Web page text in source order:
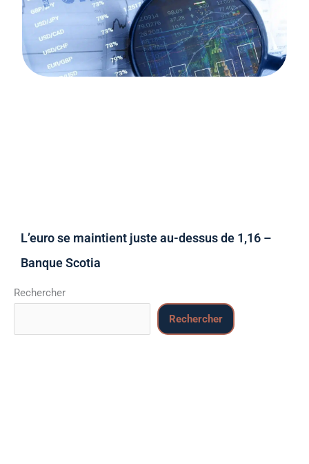
L’euro se maintient juste au-dessus de 1,16 –
Banque Scotia
Rechercher
Rechercher